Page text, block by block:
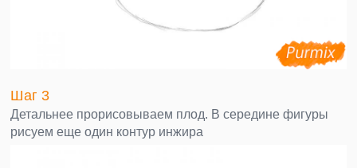
Шаг 3
Детальнее прорисовываем плод. В середине фигуры
рисуем еще один контур инжира